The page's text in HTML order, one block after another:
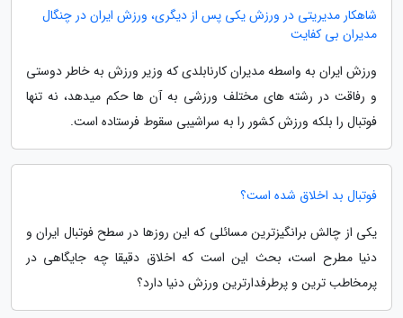
شاهکار مدیریتی در ورزش یکی پس از دیگری، ورزش ایران در چنگال
مدیران بی کفایت
ورزش ایران به واسطه مدیران کارنابلدی که وزیر ورزش به خاطر دوستی
و رفاقت در رشته های مختلف ورزشی به آن ها حکم میدهد، نه تنها
فوتبال را بلکه ورزش کشور را به سراشیبی سقوط فرستاده است.
فوتبال بد اخلاق شده است؟
یکی از چالش برانگیزترین مسائلی که این روزها در سطح فوتبال ایران و
دنیا مطرح است، بحث این است که اخلاق دقیقا چه جایگاهی در
پرمخاطب ترین و پرطرفدارترین ورزش دنیا دارد؟